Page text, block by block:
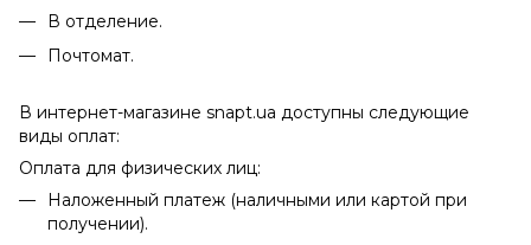
В отделение.
Почтомат.
В интернет-магазине snapt.ua доступны следующие
виды оплат:
Оплата для физических лиц:
Наложенный платеж (наличными или картой при
получении).